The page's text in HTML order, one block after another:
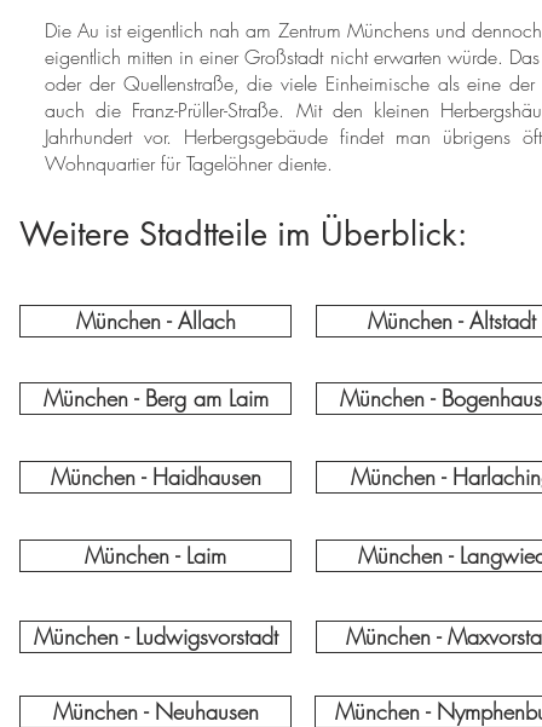
Die Au ist eigentlich nah am Zentrum Münchens und
eigentlich mitten in einer Großstadt nicht erwarten würde.
oder der Quellenstraße, die viele Einheimische als eine der
auch die Franz-Prüller-Straße. Mit den kleinen
Jahrhundert vor. Herbergsgebäude findet man
Wohnquartier für Tagelöhner diente.
Weitere Stadtteile im Überblick:
München - Allach München - Altstadt
München - Berg am Laim München -
München - Haidhausen München -
München - Laim München -
München - Ludwigsvorstadt München -
München - Neuhausen München -